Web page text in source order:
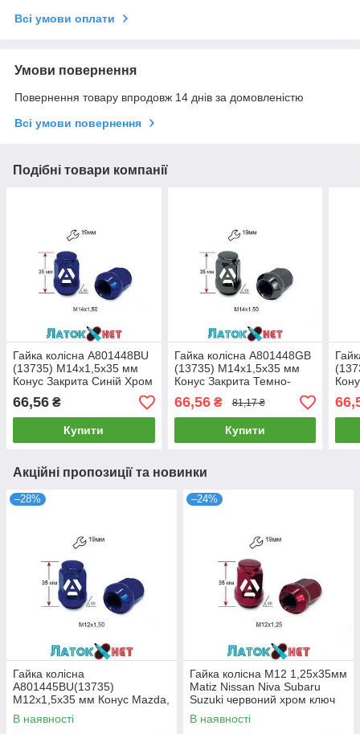
Всі умови оплати
Умови повернення
Повернення товару впродовж 14 днів за домовленістю
Всі умови повернення
Подібні товари компанії
Гайка колісна A801448BU
(13735) M14х1,5х35 мм
Конус Закрита Синій Хром
Ключ 19
66,56 ₴
Купити
Гайка колісна A801448GB
(13735) M14х1,5х35 мм
Конус Закрита Темно-
сірий Ключ 19
66,56₴ 81,17 ₴
Купити
Акційні пропозиції та новинки
–28%
Гайка колісна
A801445BU(13735)
M12х1,5х35 мм Конус Mazda,
Kia, Hyundai, Daihatsu
Закрита Синій Хром Ключ 19
В наявності
–24%
Гайка колісна M12 1,25х35мм
Matiz Nissan Niva Subaru
Suzuki червоний хром ключ
19 A801444RD (13735)
В наявності